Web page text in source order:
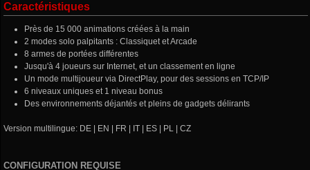
Caractéristiques
Près de 15 000 animations créées à la main
2 modes solo palpitants : Classiquet et Arcade
8 armes de portées différentes
Jusqu'à 4 joueurs sur Internet, et un classement en ligne
Un mode multijoueur via DirectPlay, pour des sessions en TCP/IP
6 niveaux uniques et 1 niveau bonus
Des environnements déjantés et pleins de gadgets délirants
Version multilingue: DE | EN | FR | IT | ES | PL | CZ
CONFIGURATION REQUISE